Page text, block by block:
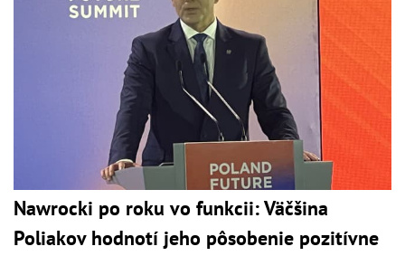
Nawrocki po roku vo funkcii: Väčšina
Poliakov hodnotí jeho pôsobenie pozitívne